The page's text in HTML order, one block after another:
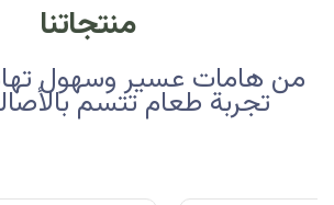
منتجاتنا
من هامات عسير وسهول
تجربة طعام تتسم